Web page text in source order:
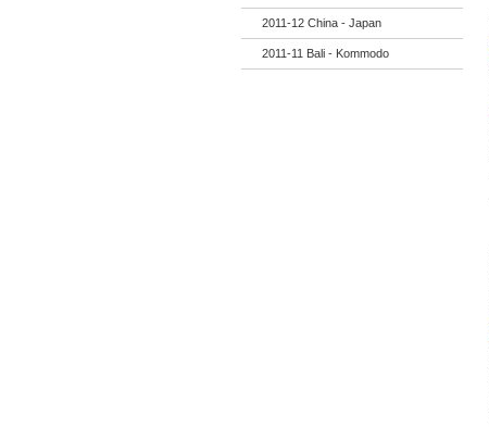
2011-12 China - Japan
2011-11 Bali - Kommodo